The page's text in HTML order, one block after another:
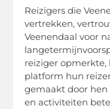
Reizigers die
vertrekken,
Veenendaal voor
reiziger
platform hun
gemaakt door
en activiteiten